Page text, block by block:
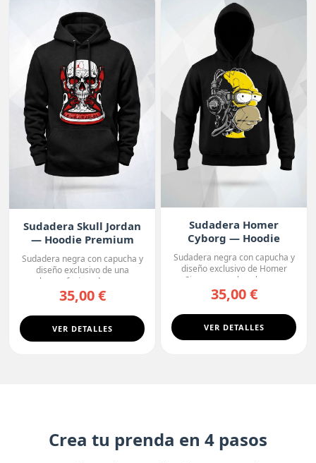
Sudadera Skull Jordan
— Hoodie Premium
Sudadera negra con capucha y
diseño exclusivo de una
calavera fusionada con u...
35,00 €
VER DETALLES
Sudadera Homer
Cyborg — Hoodie
Sudadera negra con capucha y
diseño exclusivo de Homer
Simpson con la cabeza ...
35,00 €
VER DETALLES
Crea tu prenda en 4 pasos